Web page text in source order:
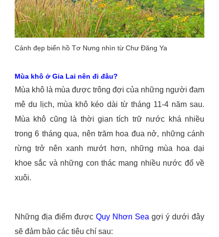
Cảnh đẹp biển hồ Tơ Nưng nhìn từ Chư Đăng Ya
Mùa khô ở Gia Lai nên đi đâu?
Mùa khô là mùa được trông đợi của những người đam
mê du lịch, mùa khô kéo dài từ tháng 11-4 năm sau.
Mùa khô cũng là thời gian tích trữ nước khá nhiều
trong 6 tháng qua, nên trăm hoa đua nở, những cánh
rừng trở nên xanh mướt hơn, những mùa hoa dại
khoe sắc và những con thác mang nhiều nước đổ về
xuôi.
Những địa điểm được Quy Nhơn Sea gợi ý dưới đây
sẽ đảm bảo các tiêu chí sau: